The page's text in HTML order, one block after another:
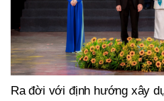
Ra đời với định hướng xây